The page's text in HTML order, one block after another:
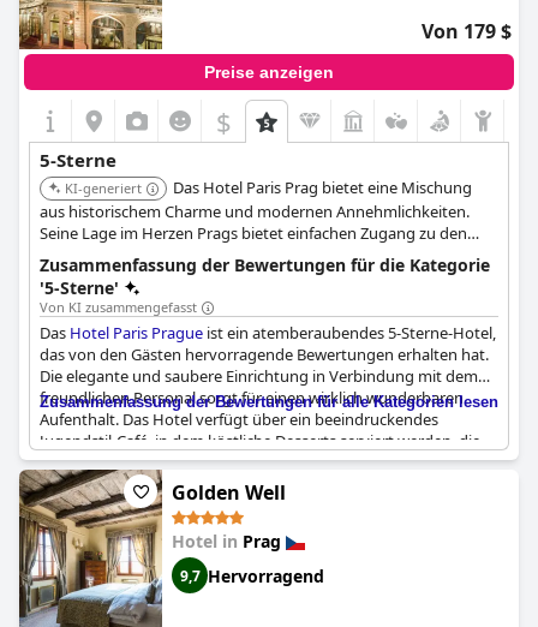
Zahnpasta und Bürste fragen muss. Alles in allem sind der
Service und die Einrichtungen des
Buddha-Bar Hotel Prague
jedoch ein Muss für Ihren nächsten Besuch in der Stadt.
Von 179 $
Preise anzeigen
$
5-Sterne
KI-generiert
Das Hotel Paris Prag bietet eine Mischung
aus historischem Charme und modernen Annehmlichkeiten.
Seine Lage im Herzen Prags bietet einfachen Zugang zu den
wichtigsten Sehenswürdigkeiten. Das Hotel ist bekannt für
seinen einzigartigen architektonischen Stil.
Zusammenfassung der Bewertungen für die Kategorie
'5-Sterne'
Von KI zusammengefasst
Das Hotel Paris Prague ist ein atemberaubendes 5-Sterne-Hotel,
das von den Gästen hervorragende Bewertungen erhalten hat.
Die elegante und saubere Einrichtung in Verbindung mit dem
freundlichen Personal sorgt für einen wirklich wunderbaren
Aufenthalt. Das Hotel verfügt über ein beeindruckendes
Jugendstil-Café, in dem köstliche Desserts serviert werden, die
man sich nicht entgehen lassen sollte. Trotz einiger kleinerer
Probleme mit dem Duschdruck und dem Frühstück sind sich die
Gäste einig, dass dasHotel Paris Prague
für einen luxuriösen Aufenthalt in einer großartigen Lage ist.
Insgesamt übertrifft dieses wunderschöne Hotel die
Erwartungen und bietet ein unvergessliches Erlebnis.
Zusammenfassung der Bewertungen für alle Kategorien lesen
Golden Well
Hotel in Prag
9,7 Hervorragend